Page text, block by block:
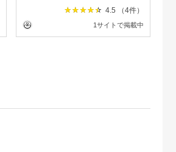
4.5 （4件）
1サイトで掲載中